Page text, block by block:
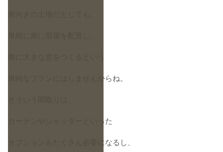
単純なプランにはしませんからね。
カーテンやシャッターといった
オプションもたくさん必要になるし、